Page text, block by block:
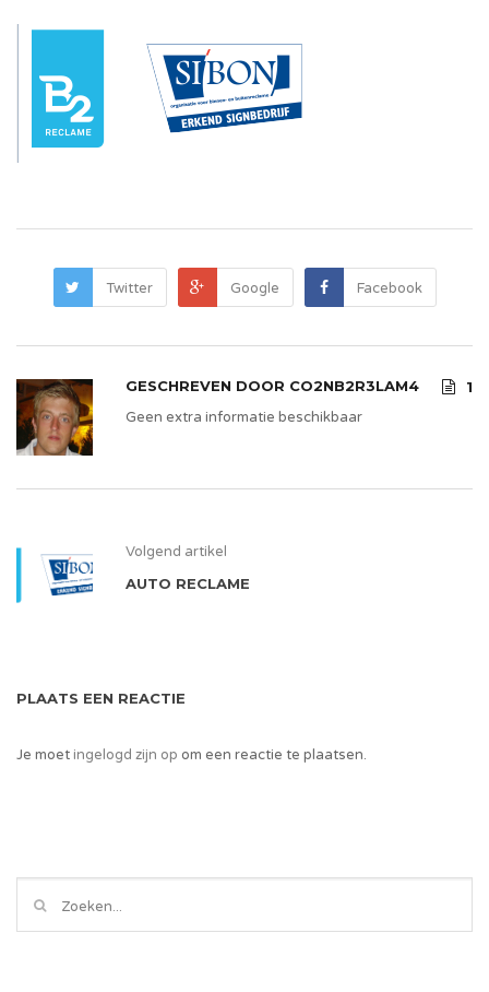
Twitter Google Facebook
GESCHREVEN DOOR CO2NB2R3LAM4
1
Geen extra informatie beschikbaar
Volgend artikel
AUTO RECLAME
PLAATS EEN REACTIE
Je moetingelogd zijn op om een reactie te plaatsen.